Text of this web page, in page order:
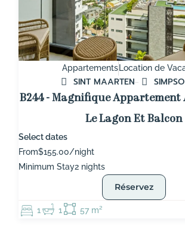
Appartements Location de
SINT MAARTEN
B244 - Magnifique Appartement
Le Lagon Et Balcon
Select dates
From$155.00/night
Minimum Stay2 nights
Réservez
1 1 57 m²